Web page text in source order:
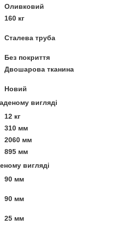
Оливковий
160 кг
Сталева труба
Без покриття
Двошарова тканина
Новий
вигляді
12 кг
310 мм
2060 мм
895 мм
вигляді
90 мм
90 мм
25 мм